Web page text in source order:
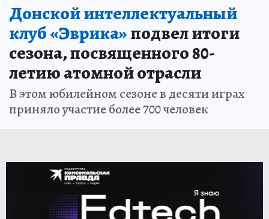
Донской интеллектуальный
клуб «Эврика»подвел итоги
сезона, посвященного 80-
летию атомной отрасли
В этом юбилейном сезоне в десяти играх
приняло участие более 700 человек